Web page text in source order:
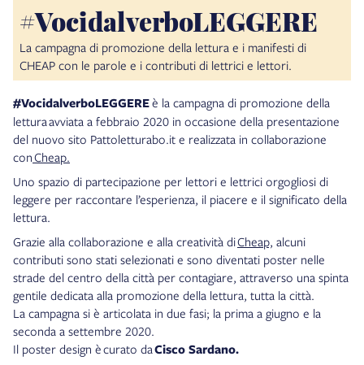
#Vocidalverbo​LEGGERE
La campagna di promozione della lettura e i manifesti di
CHEAP con le parole e i contributi di lettrici e lettori.
#VocidalverboLEGGEREè la campagna di promozione della
lettura avviata a febbraio 2020 in occasione della presentazione
del nuovo sito Pattoletturabo.it e realizzata in collaborazione
conCheap.
Uno spazio di partecipazione per lettori e lettrici orgogliosi di
leggere per raccontare l’esperienza, il piacere e il significato della
lettura.
Grazie alla collaborazione e alla creatività diCheap, alcuni
contributi sono stati selezionati e sono diventati poster nelle
strade del centro della città per contagiare, attraverso una spinta
gentile dedicata alla promozione della lettura, tutta la città.
La campagna si è articolata in due fasi; la prima a giugno e la
seconda a settembre 2020.
Il poster design è curato daCisco Sardano.